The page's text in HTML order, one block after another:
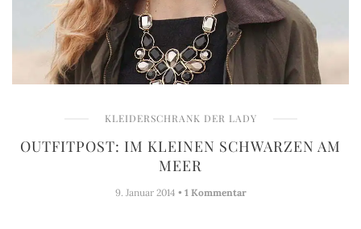
KLEIDERSCHRANK DER LADY
OUTFITPOST: IM KLEINEN SCHWARZEN AM
MEER
9. Januar 2014 • 1 Kommentar